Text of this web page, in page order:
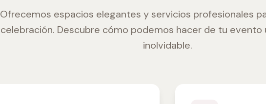
Ofrecemos espacios elegantes y servicios profesionales
celebración. Descubre cómo podemos hacer de tu evento
inolvidable.